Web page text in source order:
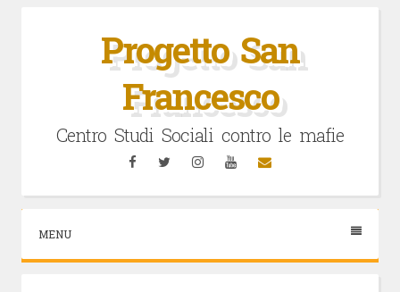
Progetto San
Francesco
Centro Studi Sociali contro le mafie
FacebookTwitterInstagramYouTubeEmail
MENU